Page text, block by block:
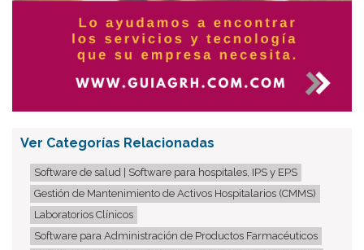
Ver Categorías Relacionadas
Software de salud | Software para hospitales, IPS y EPS
Gestión de Mantenimiento de Activos Hospitalarios (CMMS)
Laboratorios Clínicos
Software para Administración de Productos Farmacéuticos